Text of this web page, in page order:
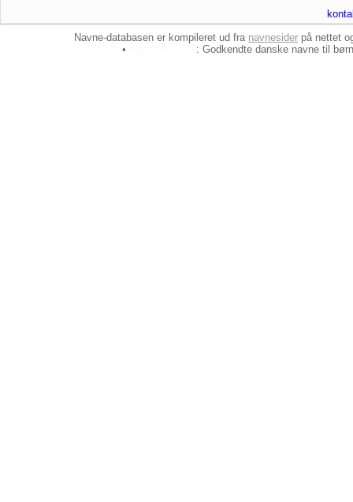
Navne-databasen er kompileret ud fra navnesider på nettet
•
: Godkendte danske navne til børn